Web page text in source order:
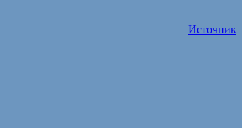
Источник